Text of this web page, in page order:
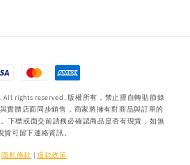
All rights reserved. 版權所有，禁止擅自轉貼節錄
實體店面同步銷售，商家將擁有對商品與訂單的
下標或面交前請務必確認商品是否有現貨，如無
貨可留下連絡資訊。
隱私條款 |退款政策